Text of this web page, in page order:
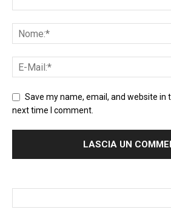
Save my name, email, and website in
next time I comment.